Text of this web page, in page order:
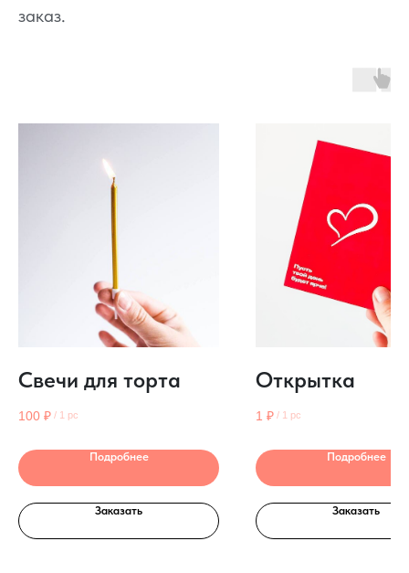
заказ.
Свечи для торта
100 ₽ / 1 pc
Подробнее
Заказать
Открытка
1 ₽ / 1 pc
Подробнее
Заказать